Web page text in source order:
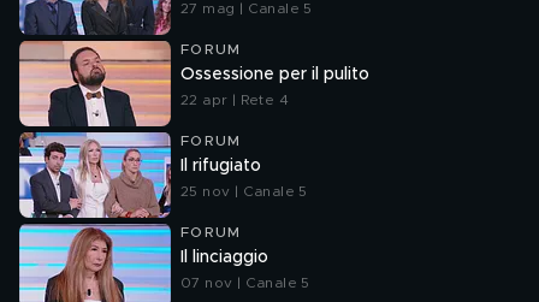
27 mag | Canale 5
FORUM
Ossessione per il pulito
22 apr | Rete 4
FORUM
Il rifugiato
25 nov | Canale 5
FORUM
Il linciaggio
07 nov | Canale 5